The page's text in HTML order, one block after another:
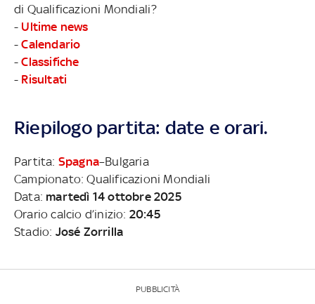
di Qualificazioni Mondiali?
- Ultime news
-Calendario
-Classifiche
- Risultati
Riepilogo partita: date e orari.
Partita: Spagna–Bulgaria
Campionato: Qualificazioni Mondiali
Data: martedì 14 ottobre 2025
Orario calcio d’inizio: 20:45
Stadio: José Zorrilla
PUBBLICITÀ